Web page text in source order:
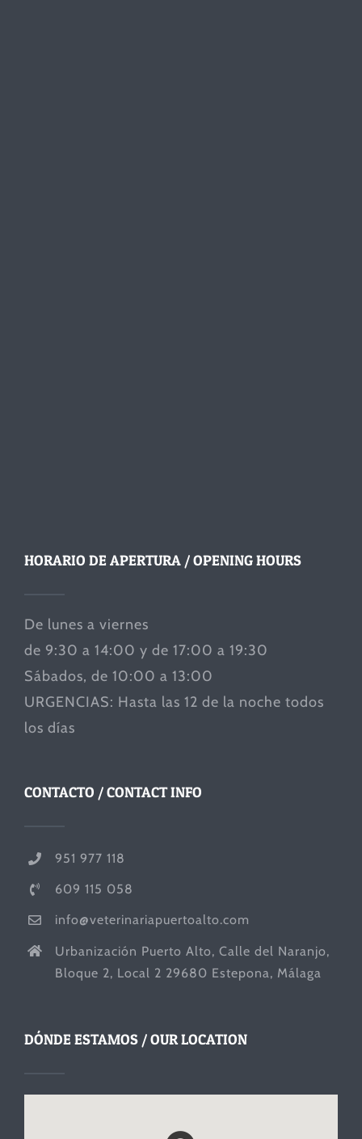
HORARIO DE APERTURA / OPENING HOURS
De lunes a viernes
de 9:30 a 14:00 y de 17:00 a 19:30
Sábados, de 10:00 a 13:00
URGENCIAS: Hasta las 12 de la noche todos
los días
CONTACTO / CONTACT INFO
951 977 118
609 115 058
info@veterinariapuertoalto.com
Urbanización Puerto Alto, Calle del Naranjo,
Bloque 2, Local 2 29680 Estepona, Málaga
DÓNDE ESTAMOS / OUR LOCATION